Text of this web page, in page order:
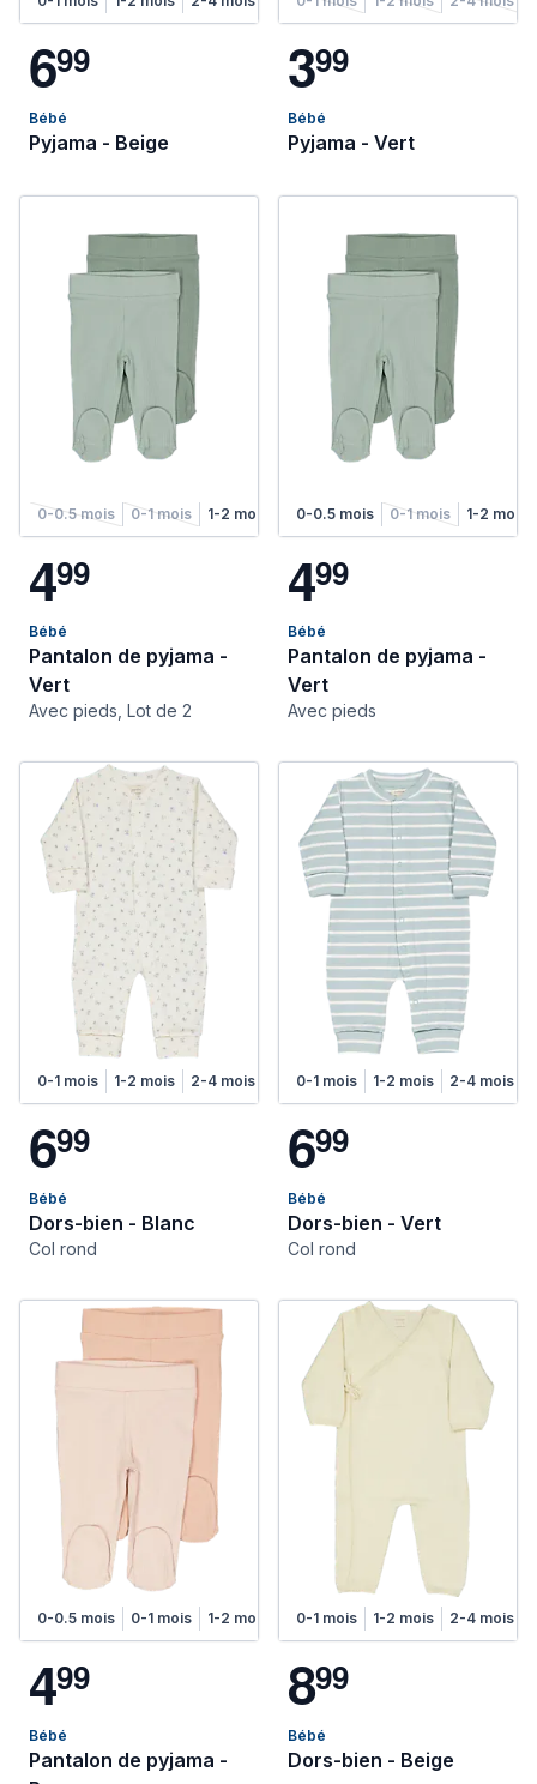
699
Bébé
Pyjama - Beige
399
Bébé
Pyjama - Vert
0-0.5 mois 0-1 mois 1-2 mois 2-4 mois 4-6 mois
499
Bébé
Pantalon de pyjama -
Vert
Avec pieds, Lot de 2
0-0.5 mois 0-1 mois 1-2 mois
499
Bébé
Pantalon de pyjama -
Vert
Avec pieds
0-1 mois 1-2 mois 2-4 mois 4-6 mois
699
Bébé
Dors-bien - Blanc
Col rond
0-1 mois 1-2 mois 2-4 mois
699
Bébé
Dors-bien - Vert
Col rond
0-0.5 mois 0-1 mois 1-2 mois 2-4 mois 4-6 mois
499
Bébé
Pantalon de pyjama -
0-1 mois 1-2 mois 2-4 mois
899
Bébé
Dors-bien - Beige